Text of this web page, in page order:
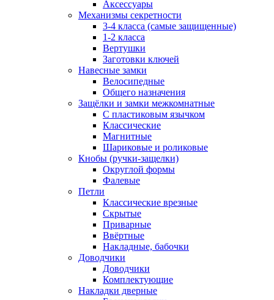
Аксессуары
Механизмы секретности
3-4 класса (самые защищенные)
1-2 класса
Вертушки
Заготовки ключей
Навесные замки
Велосипедные
Общего назначения
Защёлки и замки межкомнатные
С пластиковым язычком
Классические
Магнитные
Шариковые и роликовые
Кнобы (ручки-защелки)
Округлой формы
Фалевые
Петли
Классические врезные
Скрытые
Приварные
Ввёртные
Накладные, бабочки
Доводчики
Доводчики
Комплектующие
Накладки дверные